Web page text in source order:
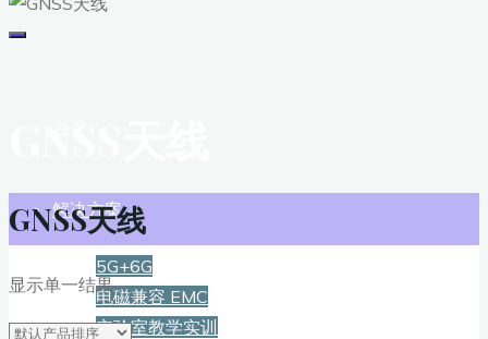
解决方案
5G+6G
电磁兼容 EMC
实验室教学实训
GNSS天线
显示单一结果